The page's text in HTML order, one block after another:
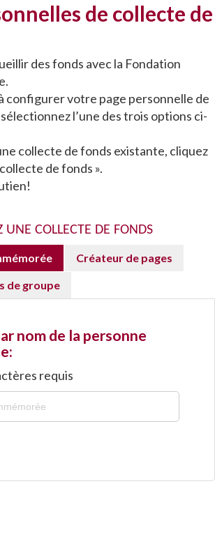
de collecte de
des fonds avec la Fondation
configurer votre page personnelle de
l’une des trois options ci-
collecte de fonds existante, cliquez
de fonds ».
UNE COLLECTE DE FONDS
Créateur de pages
de groupe
nom de la personne
requis